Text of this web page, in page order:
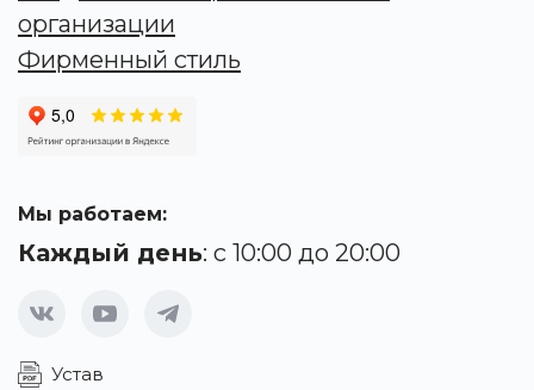
организации
Фирменный стиль
Мы работаем:
Каждый день: с 10:00 до 20:00
Устав